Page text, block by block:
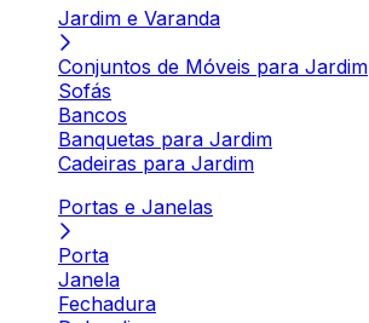
Jardim e Varanda
Conjuntos de Móveis para Jardim
Sofás
Bancos
Banquetas para Jardim
Cadeiras para Jardim
Portas e Janelas
Porta
Janela
Fechadura